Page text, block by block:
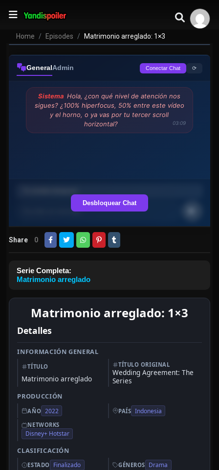
Home Episodes Matrimonio arreglado: 1×3
GeneralAdmin Conectar Chat ⟳
Sistema Hola, ¿con qué nivel de atención nos
sigues? ¿100% hiperfocus, 50% entre este vídeo
y el horno, o ya vas por tu tercer scroll
horizontal?
03:09
Desbloquear Chat
Share 0
Serie Completa:
Matrimonio arreglado
Matrimonio arreglado: 1×3
Detalles
INFORMACIÓN GENERAL
TÍTULO
Matrimonio arreglado
TÍTULO ORIGINAL
Wedding Agreement: The
Series
PRODUCCIÓN
AÑO 2022 PAÍS Indonesia
NETWORKS
Disney+ Hotstar
CLASIFICACIÓN
ESTADO Finalizado GÉNEROS Drama